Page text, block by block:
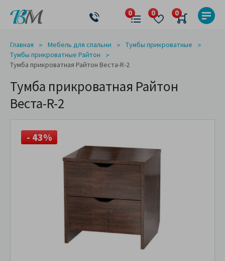
Главная Мебель для спальни
Тумбы прикроватные
Тумбы прикроватные Райтон
Тумба прикроватная Райтон Веста-R-2
Тумба прикроватная Райтон
Веста-R-2
- 43%